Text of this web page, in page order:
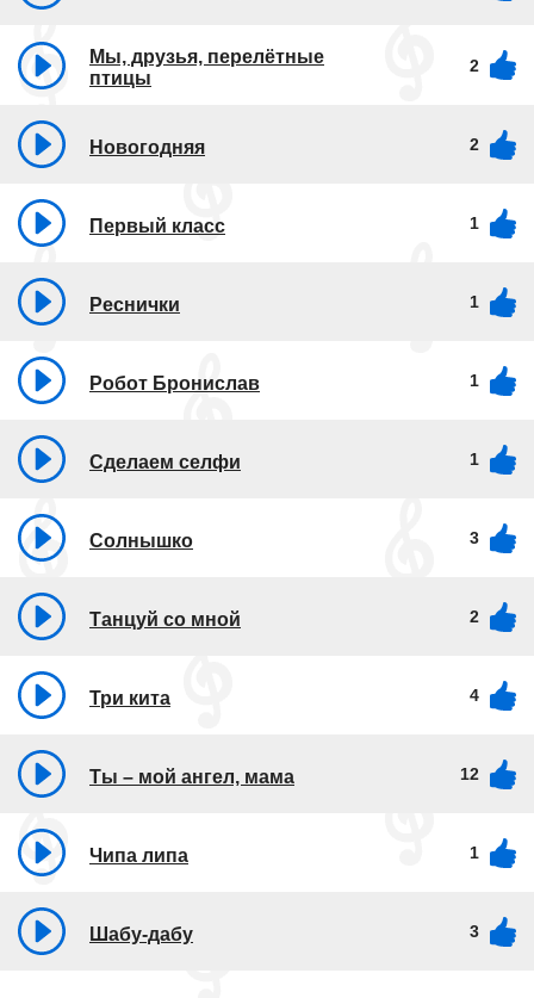
Мы, друзья, перелётные
птицы
2
Новогодняя 2
Первый класс 1
Реснички 1
Робот Бронислав 1
Сделаем селфи 1
Солнышко 3
Танцуй со мной 2
Три кита 4
Ты – мой ангел, мама 12
Чипа липа 1
Шабу-дабу 3